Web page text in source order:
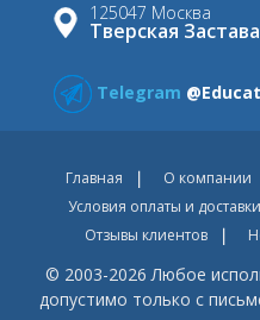
125047 Москва
Тверская
Telegram
Главная О компании
Условия оплаты и доставки
Отзывы клиентов
© 2003-2026 Любое
допустимо только с